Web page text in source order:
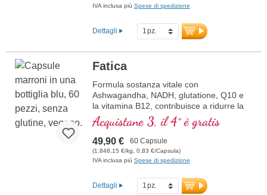
IVA inclusa più Spese di spedizione
Dettagli
Fatica
Formula sostanza vitale con
Ashwagandha, NADH, glutatione, Q10 e
la vitamina B12, contribuisce a ridurre la
stanchezza e la fatica.
Acquistane 3, il 4° è gratis
49,90 € 60 Capsule
(1.848,15 €/kg, 0,83 €/Capsula)
IVA inclusa più Spese di spedizione
Dettagli